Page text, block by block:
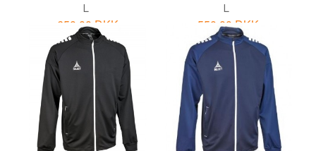
L
650,00 DKK
L
550,00 DKK